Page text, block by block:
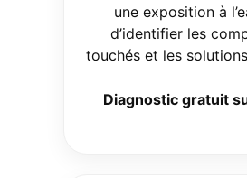
une exposition à
d’identifier les
touchés et les
Diagnostic gratuit